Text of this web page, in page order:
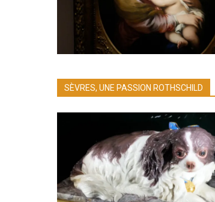
SÈVRES, UNE PASSION ROTHSCHILD